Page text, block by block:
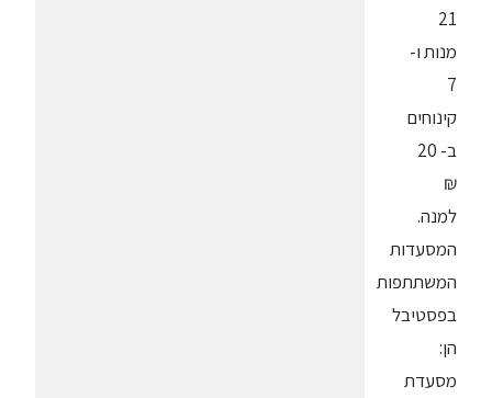
21
מנות ו-
7
קינוחים
ב- 20
₪
למנה.
המסעדות
המשתתפות
בפסטיבל
הן:
מסעדת